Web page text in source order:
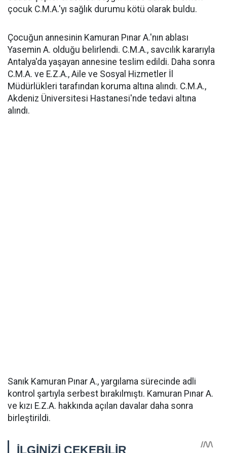
çocuk C.M.A.'yı sağlık durumu kötü olarak buldu.
Çocuğun annesinin Kamuran Pınar A.'nın ablası
Yasemin A. olduğu belirlendi. C.M.A., savcılık kararıyla
Antalya'da yaşayan annesine teslim edildi. Daha sonra
C.M.A. ve E.Z.A., Aile ve Sosyal Hizmetler İl
Müdürlükleri tarafından koruma altına alındı. C.M.A.,
Akdeniz Üniversitesi Hastanesi'nde tedavi altına
alındı.
Sanık Kamuran Pınar A., yargılama sürecinde adli
kontrol şartıyla serbest bırakılmıştı. Kamuran Pınar A.
ve kızı E.Z.A. hakkında açılan davalar daha sonra
birleştirildi.